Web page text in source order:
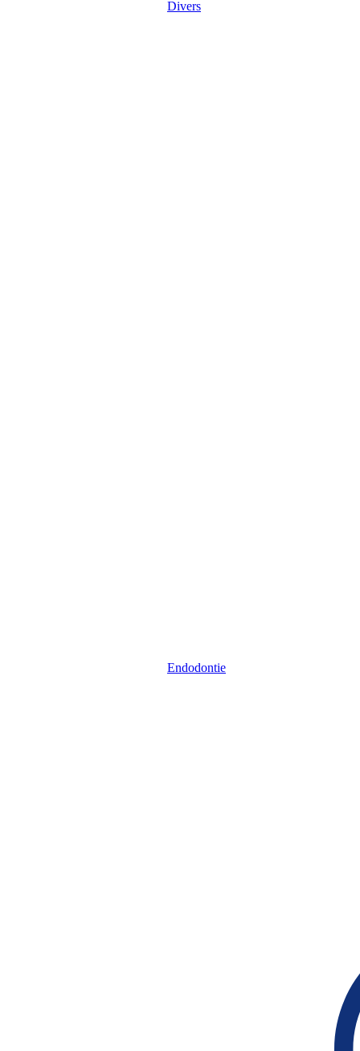
Divers
Endodontie